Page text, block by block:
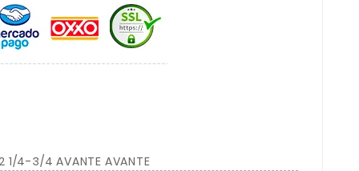
4-3/4 AVANTE AVANTE